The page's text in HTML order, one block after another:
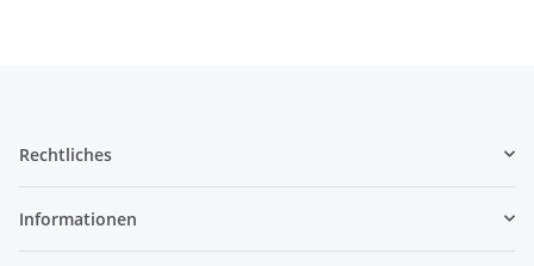
Rechtliches
Informationen